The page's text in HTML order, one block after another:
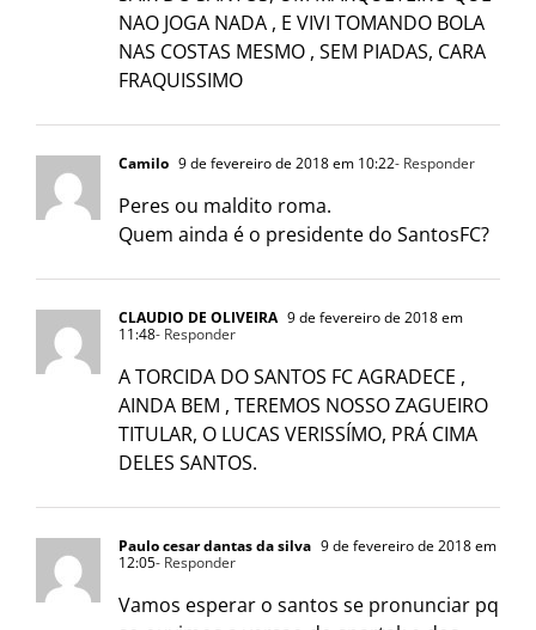
NAO JOGA NADA , E VIVI TOMANDO BOLA
NAS COSTAS MESMO , SEM PIADAS, CARA
FRAQUISSIMO
Camilo 9 de fevereiro de 2018 em 10:22- Responder
Peres ou maldito roma.
Quem ainda é o presidente do SantosFC?
CLAUDIO DE OLIVEIRA 9 de fevereiro de 2018 em
11:48- Responder
A TORCIDA DO SANTOS FC AGRADECE ,
AINDA BEM , TEREMOS NOSSO ZAGUEIRO
TITULAR, O LUCAS VERISSÍMO, PRÁ CIMA
DELES SANTOS.
Paulo cesar dantas da silva 9 de fevereiro de 2018 em
12:05- Responder
Vamos esperar o santos se pronunciar pq